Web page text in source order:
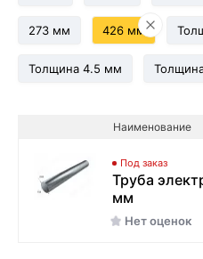
273 мм 426 мм
Толщина 4.5 мм
Наименование
Под заказ
Труба
мм
Нет оценок